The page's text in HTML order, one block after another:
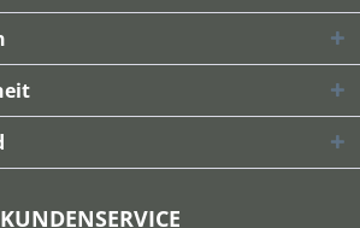
KUNDENSERVICE